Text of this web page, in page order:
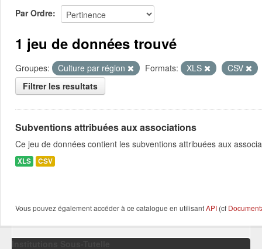
À propos
Par Ordre
1 jeu de données trouvé
Groupes: Culture par région Formats: XLS
CSV
Filtrer les resultats
Subventions attribuées aux associations
Ce jeu de données contient les subventions attribuées aux
XLS CSV
Vous pouvez également accéder à ce catalogue en utilisantAPI (cf